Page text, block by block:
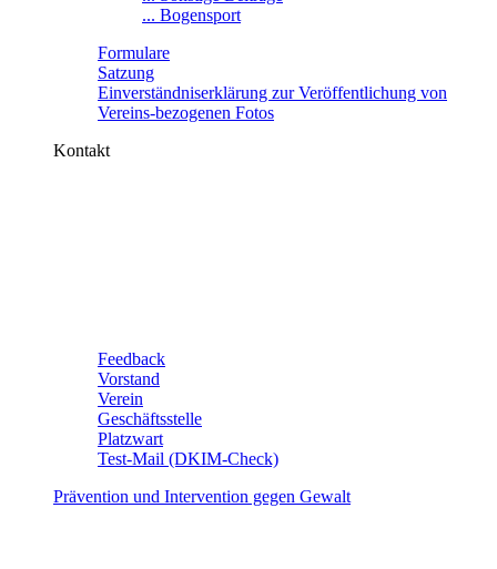
... Bogensport
Formulare
Satzung
Einverständniserklärung zur Veröffentlichung von
Vereins-bezogenen Fotos
Kontakt
Feedback
Vorstand
Verein
Geschäftsstelle
Platzwart
Test-Mail (DKIM-Check)
Prävention und Intervention gegen Gewalt